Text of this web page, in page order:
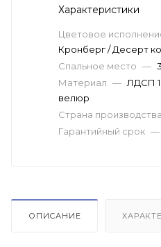
Характеристики
Цветовое
Кронберг / Десерт
Спальное место —
Материал — ЛДСП
велюр
Страна производства
Гарантийный срок —
ОПИСАНИЕ